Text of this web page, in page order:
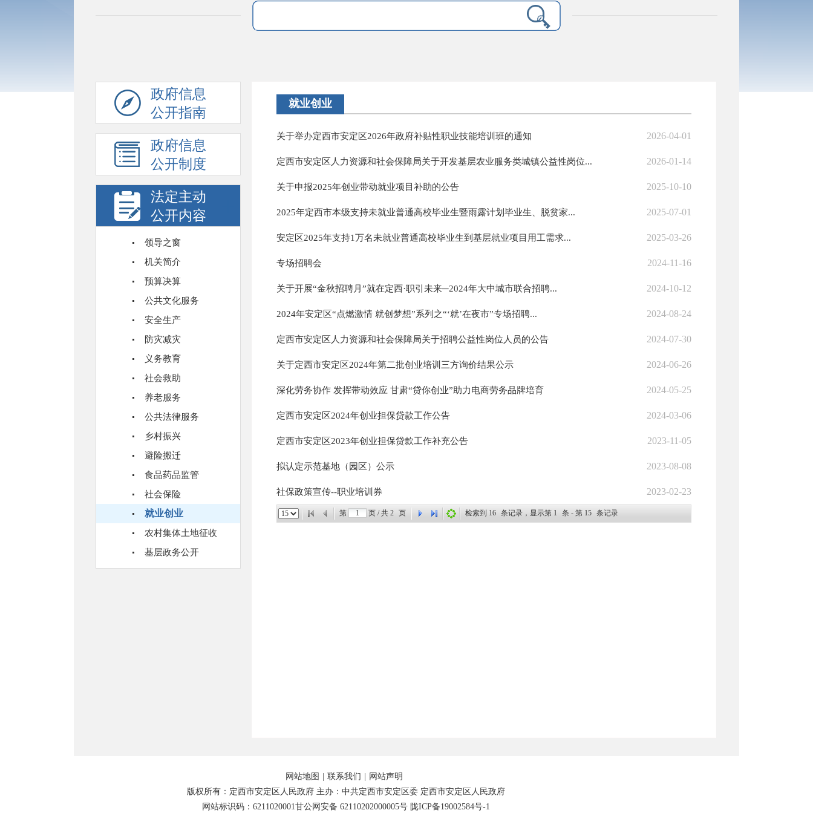
政府信息
公开指南
政府信息
公开制度
法定主动
公开内容
领导之窗
机关简介
预算决算
公共文化服务
安全生产
防灾减灾
义务教育
社会救助
养老服务
公共法律服务
乡村振兴
避险搬迁
食品药品监管
社会保险
就业创业
农村集体土地征收
基层政务公开
就业创业
关于举办定西市安定区2026年政府补贴性职业技能培训班的通知 2026-04-01
定西市安定区人力资源和社会保障局关于开发基层农业服务类城镇公益性岗位... 2026-01-14
关于申报2025年创业带动就业项目补助的公告 2025-10-10
2025年定西市本级支持未就业普通高校毕业生暨雨露计划毕业生、脱贫家... 2025-07-01
安定区2025年支持1万名未就业普通高校毕业生到基层就业项目用工需求... 2025-03-26
专场招聘会 2024-11-16
关于开展“金秋招聘月”就在定西·职引未来─2024年大中城市联合招聘... 2024-10-12
2024年安定区“点燃激情 就创梦想”系列之“‘就’在夜市”专场招聘... 2024-08-24
定西市安定区人力资源和社会保障局关于招聘公益性岗位人员的公告 2024-07-30
关于定西市安定区2024年第二批创业培训三方询价结果公示 2024-06-26
深化劳务协作 发挥带动效应 甘肃“贷你创业”助力电商劳务品牌培育 2024-05-25
定西市安定区2024年创业担保贷款工作公告 2024-03-06
定西市安定区2023年创业担保贷款工作补充公告 2023-11-05
拟认定示范基地（园区）公示 2023-08-08
社保政策宣传--职业培训券 2023-02-23
第 页 / 共 2 页 检索到 16 条记录，显示第 1 条 - 第 15 条记录
网站地图 联系我们
网站声明
版权所有：定西市安定区人民政府 主办：中共定西市安定区委 定西市安定区人民政府
网站标识码：6211020001甘公网安备 62110202000005号 陇ICP备19002584号-1